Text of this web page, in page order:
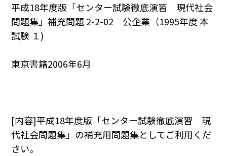
平成18年度版「センター試験徹底演習 現代社会
問題集」補充問題 2-2-02 公企業（1995年度 本
試験 １)
東京書籍2006年6月
[内容]平成18年度版「センター試験徹底演習 現
代社会問題集」の補充用問題集としてご利用くだ
さい。